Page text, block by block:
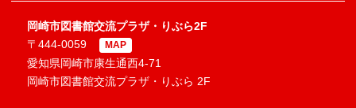
岡崎市図書館交流プラザ・りぶら2F
〒444-0059
MAP
愛知県岡崎市康生通西4-71
岡崎市図書館交流プラザ・りぶら 2F